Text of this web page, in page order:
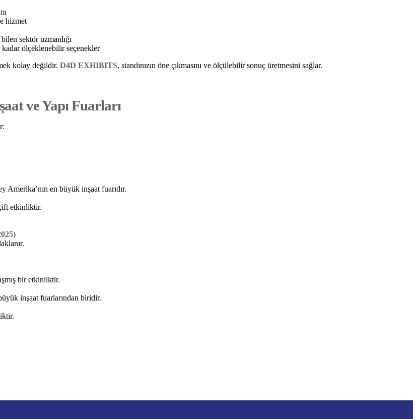
hizmet
sektör uzmanlığı
ölçeklenebilir seçenekler
kolay değildir. D4D EXHIBITS, standınızın öne çıkmasını ve ölçülebilir sonuç üretmesini sağlar.
ve Yapı Fuarları
Amerika’nın en büyük inşaat fuarıdır.
etkinliktir.
bir etkinliktir.
inşaat fuarlarından biridir.